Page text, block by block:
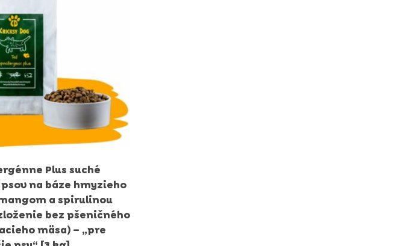
Plus suché
na báze hmyzieho
a spirulinou
bez pšeničného
mäsa) – „pre